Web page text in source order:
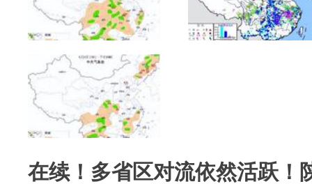
在续！多省区对流依然活跃！